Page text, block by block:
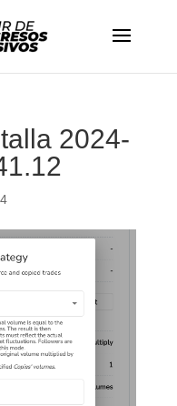
2024-